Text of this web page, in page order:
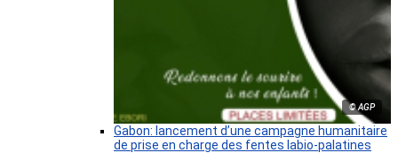
© AGP
Gabon: lancement d’une campagne humanitaire
de prise en charge des fentes labio-palatines